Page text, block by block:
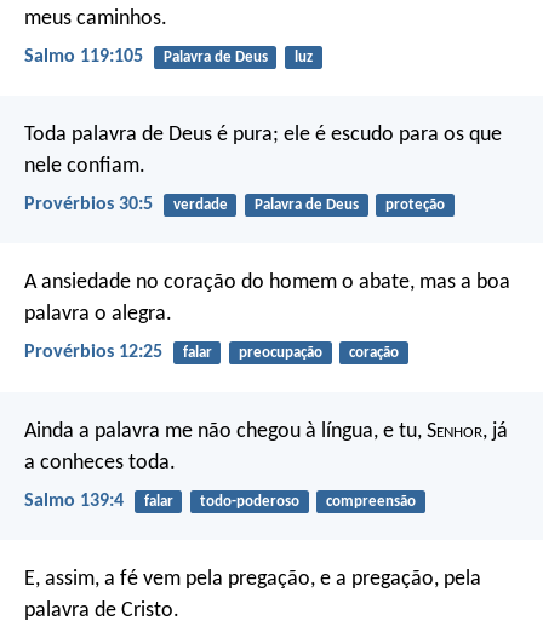
meus caminhos.
Salmo 119:105 Palavra de Deus luz
Toda palavra de Deus é pura; ele é escudo para os que
nele confiam.
Provérbios 30:5 verdade Palavra de Deus proteção
A ansiedade no coração do homem o abate, mas a boa
palavra o alegra.
Provérbios 12:25 falar preocupação coração
Ainda a palavra me não chegou à língua, e tu, Senhor, já
a conheces toda.
Salmo 139:4 falar todo-poderoso compreensão
E, assim, a fé vem pela pregação, e a pregação, pela
palavra de Cristo.